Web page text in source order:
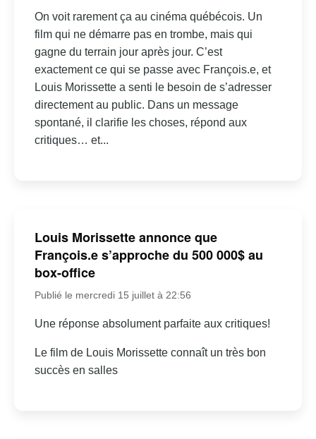
On voit rarement ça au cinéma québécois. Un
film qui ne démarre pas en trombe, mais qui
gagne du terrain jour après jour. C’est
exactement ce qui se passe avec François.e, et
Louis Morissette a senti le besoin de s’adresser
directement au public. Dans un message
spontané, il clarifie les choses, répond aux
critiques… et...
Louis Morissette annonce que
François.e s’approche du 500 000$ au
box-office
Publié le mercredi 15 juillet à 22:56
Une réponse absolument parfaite aux critiques!
Le film de Louis Morissette connaît un très bon
succès en salles